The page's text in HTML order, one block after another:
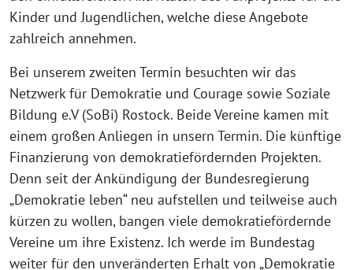
Kinder und Jugendlichen, welche diese Angebote
zahlreich annehmen.
Bei unserem zweiten Termin besuchten wir das
Netzwerk für Demokratie und Courage sowie Soziale
Bildung e.V (SoBi) Rostock. Beide Vereine kamen mit
einem großen Anliegen in unsern Termin. Die künftige
Finanzierung von demokratiefördernden Projekten.
Denn seit der Ankündigung der Bundesregierung
„Demokratie leben“ neu aufstellen und teilweise auch
kürzen zu wollen, bangen viele demokratiefördernde
Vereine um ihre Existenz. Ich werde im Bundestag
weiter für den unveränderten Erhalt von „Demokratie